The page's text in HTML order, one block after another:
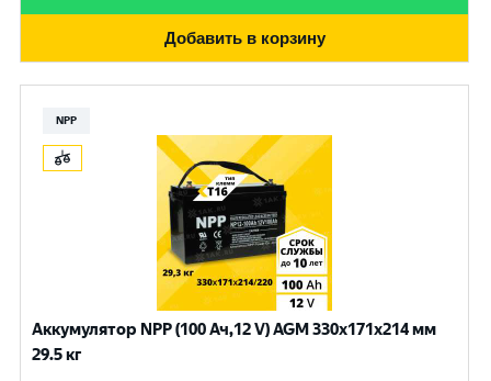
Добавить в корзину
NPP
Аккумулятор NPP (100 Ач,12 V) AGM 330x171x214 мм
29.5 кг